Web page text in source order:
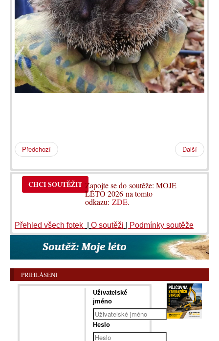
Předchozí Další
CHCI SOUTĚŽIT Zapojte se do soutěže: MOJE
LÉTO 2026 na tomto
odkazu:ZDE.
Přehled všech fotek O soutěži Podmínky soutěže
PŘIHLÁŠENÍ
Uživatelské
jméno
Heslo